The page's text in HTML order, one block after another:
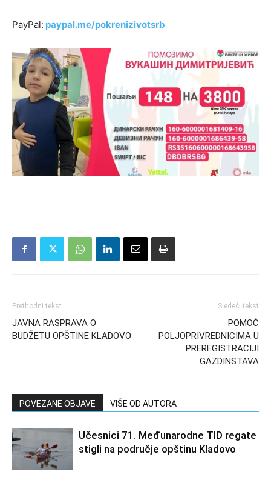
PayPal: paypal.me/pokrenizivotsrb
Prethodni tekst
JAVNA RASPRAVA O
BUDŽETU OPŠTINE KLADOVO
Sledeći tekst
POMOĆ
POLJOPRIVREDNICIMA U
PREREGISTRACIJI
GAZDINSTAVA
POVEZANE OBJAVE VIŠE OD AUTORA
Učesnici 71. Međunarodne TID regate
stigli na područje opštinu Kladovo